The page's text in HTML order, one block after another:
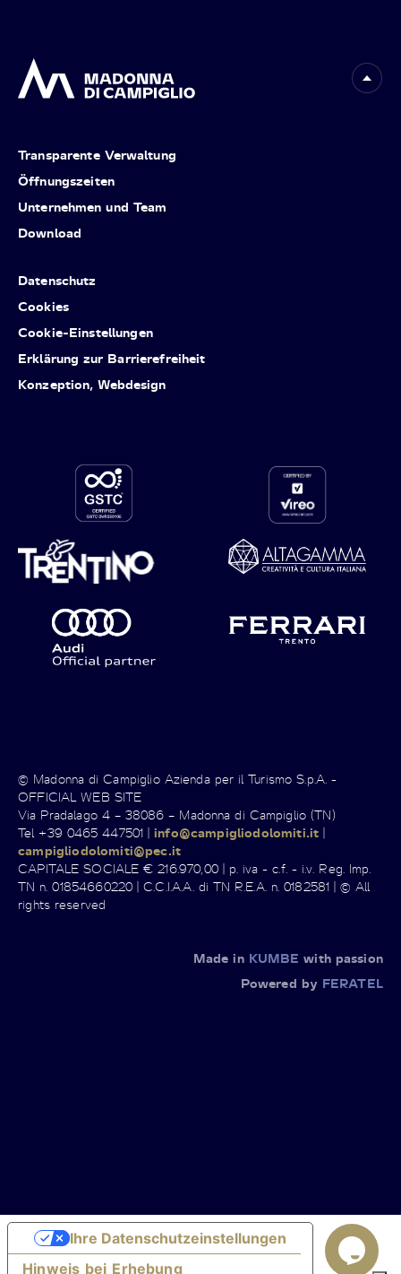
Transparente Verwaltung
Öffnungszeiten
Unternehmen und Team
Download
Datenschutz
Cookies
Cookie-Einstellungen
Erklärung zur Barrierefreiheit
Konzeption, Webdesign
© Madonna di Campiglio Azienda per il Turismo S.p.A. -
OFFICIAL WEB SITE
Via Pradalago 4 – 38086 – Madonna di Campiglio (TN)
Tel +39 0465 447501 |info@campigliodolomiti.it |
campigliodolomiti@pec.it
CAPITALE SOCIALE € 216.970,00 | p. iva - c.f. - i.v. Reg. Imp.
TN n. 01854660220 | C.C.I.A.A. di TN R.E.A. n. 0182581 | © All
rights reserved
Made in KUMBE with passion
Powered by FERATEL
Hinweis bei Erhebung
Ihre Datenschutzeinstellungen